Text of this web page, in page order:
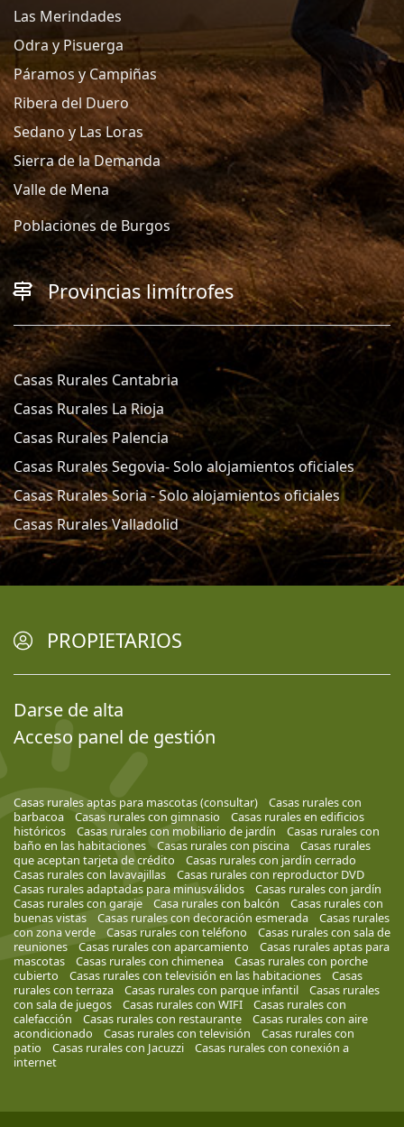
Las Merindades
Odra y Pisuerga
Páramos y Campiñas
Ribera del Duero
Sedano y Las Loras
Sierra de la Demanda
Valle de Mena
Poblaciones de Burgos
Provincias limítrofes
Casas Rurales Cantabria
Casas Rurales La Rioja
Casas Rurales Palencia
Casas Rurales Segovia- Solo alojamientos oficiales
Casas Rurales Soria - Solo alojamientos oficiales
Casas Rurales Valladolid
PROPIETARIOS
Darse de alta
Acceso panel de gestión
Casas rurales aptas para mascotas (consultar)
Casas rurales con
barbacoa
Casas rurales con gimnasio
Casas rurales en edificios
históricos
Casas rurales con mobiliario de jardín
Casas rurales con
baño en las habitaciones
Casas rurales con piscina
Casas rurales
que aceptan tarjeta de crédito
Casas rurales con jardín cerrado
Casas rurales con lavavajillas
Casas rurales con reproductor DVD
Casas rurales adaptadas para minusválidos
Casas rurales con jardín
Casas rurales con garaje
Casa rurales con balcón
Casas rurales con
buenas vistas
Casas rurales con decoración esmerada
Casas rurales
con zona verde
Casas rurales con teléfono
Casas rurales con sala de
reuniones
Casas rurales con aparcamiento
Casas rurales aptas para
mascotas
Casas rurales con chimenea
Casas rurales con porche
cubierto
Casas rurales con televisión en las habitaciones
Casas
rurales con terraza
Casas rurales con parque infantil
Casas rurales
con sala de juegos
Casas rurales con WIFI
Casas rurales con
calefacción
Casas rurales con restaurante
Casas rurales con aire
acondicionado
Casas rurales con televisión
Casas rurales con
patio
Casas rurales con Jacuzzi
Casas rurales con conexión a
internet